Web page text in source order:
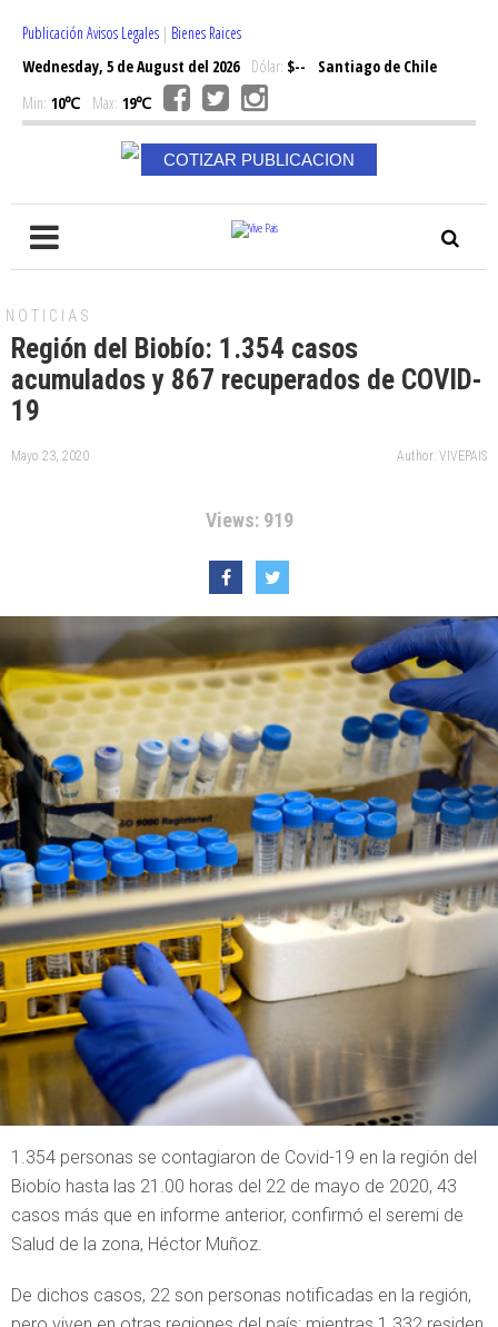
Publicación Avisos Legales | Bienes Raices
Wednesday, 5 de August del 2026Dólar: $--
Santiago de Chile
Min: 10℃ Max: 19℃
COTIZAR PUBLICACION
NOTICIAS
Región del Biobío: 1.354 casos
acumulados y 867 recuperados de COVID-
19
Mayo 23, 2020 Author: VIVEPAIS
Views: 919
1.354 personas se contagiaron de Covid-19 en la región del
Biobío hasta las 21.00 horas del 22 de mayo de 2020, 43
casos más que en informe anterior, confirmó el seremi de
Salud de la zona, Héctor Muñoz.
De dichos casos, 22 son personas notificadas en la región,